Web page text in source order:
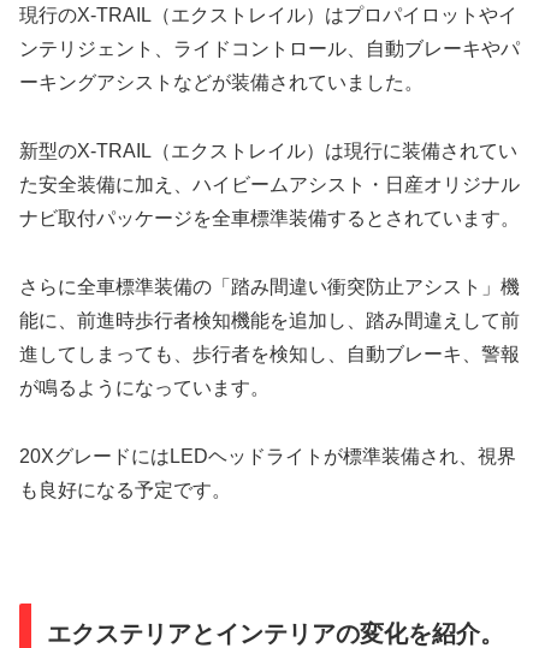
現行のX-TRAIL（エクストレイル）はプロパイロットやイ
ンテリジェント、ライドコントロール、自動ブレーキやパ
ーキングアシストなどが装備されていました。
新型のX-TRAIL（エクストレイル）は現行に装備されてい
た安全装備に加え、ハイビームアシスト・日産オリジナル
ナビ取付パッケージを全車標準装備するとされています。
さらに全車標準装備の「踏み間違い衝突防止アシスト」機
能に、前進時歩行者検知機能を追加し、踏み間違えして前
進してしまっても、歩行者を検知し、自動ブレーキ、警報
が鳴るようになっています。
20XグレードにはLEDヘッドライトが標準装備され、視界
も良好になる予定です。
エクステリアとインテリアの変化を紹介。